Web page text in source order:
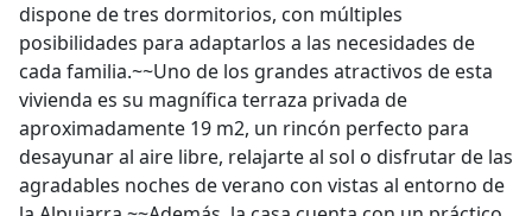
dispone de tres dormitorios, con múltiples
posibilidades para adaptarlos a las necesidades de
cada familia.~~Uno de los grandes atractivos de esta
vivienda es su magnífica terraza privada de
aproximadamente 19 m2, un rincón perfecto para
desayunar al aire libre, relajarte al sol o disfrutar de las
agradables noches de verano con vistas al entorno de